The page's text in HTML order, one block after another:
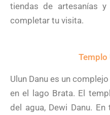
tiendas de artesanías y
completar tu visita.
Templo
Ulun Danu es un
en el lago Brata. El
del agua, Dewi Danu.